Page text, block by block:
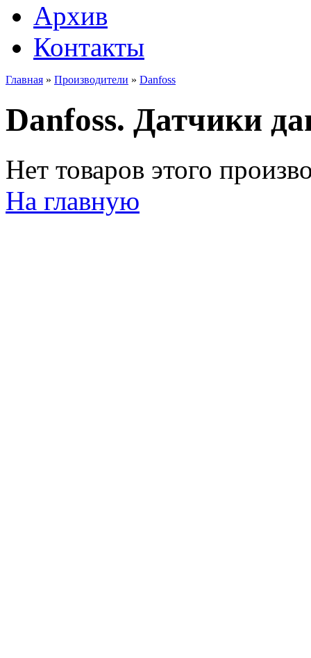
Архив
Контакты
Главная » Производители » Danfoss
Danfoss. Датчики
Нет товаров этого
На главную